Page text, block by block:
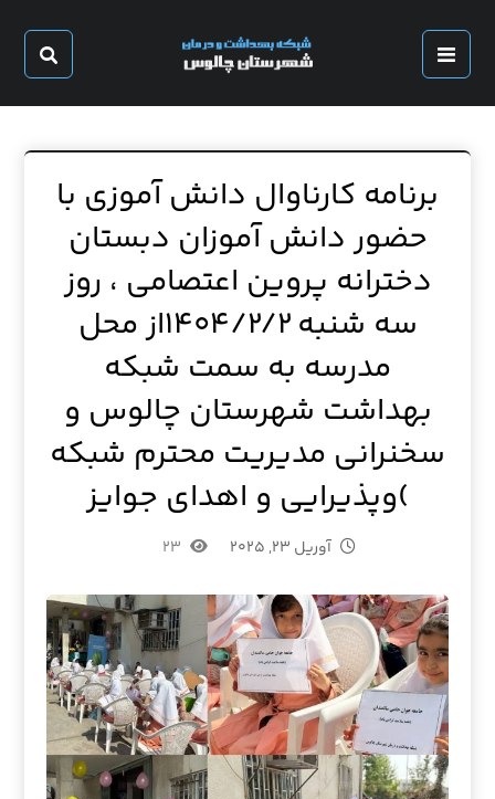
برنامه کارناوال دانش آموزی با
حضور دانش آموزان دبستان
دخترانه پروین اعتصامی ، روز
سه شنبه ۱۴۰۴/۲/۲از محل
مدرسه به سمت شبکه
بهداشت شهرستان چالوس و
سخنرانی مدیریت محترم شبکه
)وپذیرایی و اهدای جوایز
آوریل ۲۳, ۲۰۲۵ ۲۳